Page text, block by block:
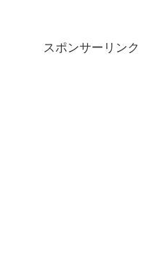
スポンサーリンク